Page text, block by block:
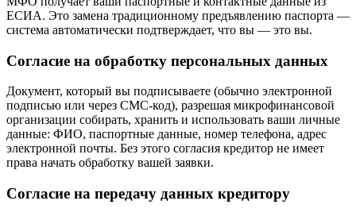
ЕСИА. Это замена традиционному предъявлению паспорта —
система автоматически подтверждает, что вы — это вы.
Согласие на обработку персональных данных
Документ, который вы подписываете (обычно электронной
подписью или через СМС-код), разрешая микрофинансовой
организации собирать, хранить и использовать ваши личные
данные: ФИО, паспортные данные, номер телефона, адрес
электронной почты. Без этого согласия кредитор не имеет
права начать обработку вашей заявки.
Согласие на передачу данных кредитору